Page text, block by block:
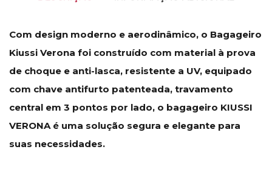
Com design moderno e aerodinâmico, o Bagageiro
Kiussi Verona foi construído com material à prova
de choque e anti-lasca, resistente a UV, equipado
com chave antifurto patenteada, travamento
central em 3 pontos por lado, o bagageiro KIUSSI
VERONA é uma solução segura e elegante para
suas necessidades.